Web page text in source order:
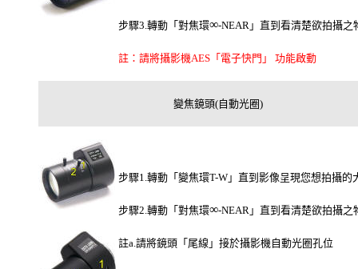
步驟3.轉動「對焦環∞-NEAR」直到看清楚欲拍攝之
註：請將攝影機AES「電子快門」 功能啟動
變焦鏡頭(自動光圈)
步驟1.轉動「變焦環T-W」直到影像呈現您想拍攝的
步驟2.轉動「對焦環∞-NEAR」直到看清楚欲拍攝之
註a.請將鏡頭「尾線」接於攝影機自動光圈孔位